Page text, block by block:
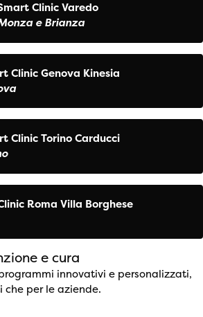
Clinic Varedo
e Brianza
Clinic Genova Kinesia
Clinic Torino Carducci
Roma Villa Borghese
e cura
innovativi e personalizzati,
per le aziende.